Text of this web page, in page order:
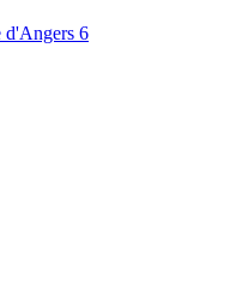
d'Angers 6